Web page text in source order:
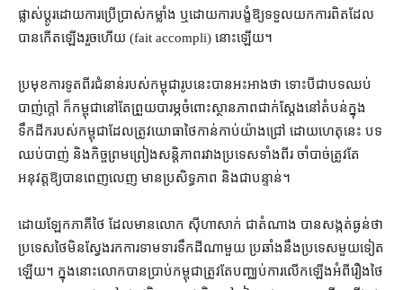
ផ្លាស់ប្ដូរ​ដោយ​ការប្រើប្រាស់​កម្លាំង ឬ​ដោយ​ការ​បង្ខំ​ឱ្យ​ទទួល​យក​ការពិត​ដែល​
បាន​កើតឡើង​រួចហើយ (fait accompli) នោះ​ឡើយ។
ប្រមុខ​ការទូត​ពីរ​ជំនាន់​របស់​កម្ពុជា​រូប​នេះ​បាន​អះអាង​ថា ទោះបីជា​បទ​ឈប់​
បាញ់​ក្ដៅ ក៏​កម្ពុជា​នៅតែ​ព្រួយបារម្ភ​ចំពោះ​ស្ថានភាព​ជាក់ស្តែង​នៅ​តំបន់​ក្នុង​
ទឹកដី​ក​របស់​កម្ពុជា​ដែល​ត្រូវ​យោធា​ថៃ​កាន់កាប់​យ៉ាង​ជ្រៅ ដោយហេតុនេះ បទ​
ឈប់​បាញ់ និង​កិច្ចព្រមព្រៀង​សន្តិភាព​រវាង​ប្រទេស​ទាំងពីរ ចាំបាច់​ត្រូវតែ​
អនុវត្ត​ឱ្យ​បាន​ពេញលេញ មាន​ប្រសិទ្ធភាព និង​ជាបន្ទាន់។
ដោយឡែក​ភាគី​ថៃ ដែល​មាន​លោក ស៊ីហាសាក់ ជា​តំណាង បាន​សង្កត់ធ្ងន់​ថា
ប្រទេស​ថៃ​មិន​ស្វែងរក​ការ​ទាមទារ​ទឹកដី​ណាមួយ ប្រឆាំង​នឹង​ប្រទេស​មួយ​ទៀត​
ឡើយ។ ក្នុង​នោះ​លោក​បាន​ប្រាប់​កម្ពុជា​ត្រូវតែ​បញ្ឈប់​ការ​លើកឡើង​អំពី​រឿង​ថៃ​